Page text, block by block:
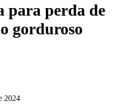
para perda de
gorduroso
2024